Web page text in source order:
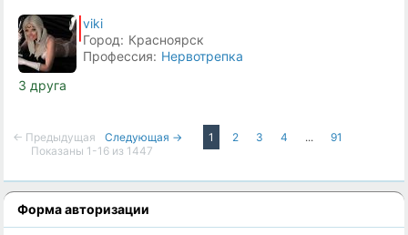
viki
Город: Красноярск
Профессия: Нервотрепка
3 друга
← Предыдущая Следующая → 1 2 3 4 ...
91
Показаны 1-16 из 1447
Форма авторизации